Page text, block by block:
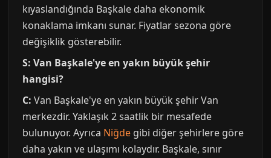
kıyaslandığında Başkale daha ekonomik
konaklama imkanı sunar. Fiyatlar sezona göre
değişiklik gösterebilir.
S: Van Başkale'ye en yakın büyük şehir
hangisi?
C: Van Başkale'ye en yakın büyük şehir Van
merkezdir. Yaklaşık 2 saatlik bir mesafede
bulunuyor. Ayrıca Niğde gibi diğer şehirlere göre
daha yakın ve ulaşımı kolaydır. Başkale, sınır